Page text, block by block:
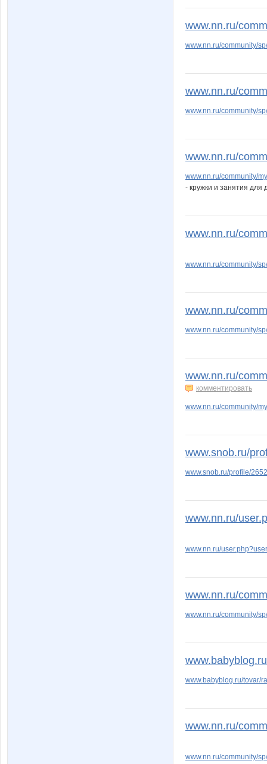
www.nn.ru/
www.nn.ru/community/
www.nn.ru/
www.nn.ru/community/
www.nn.ru/
www.nn.ru/community/
- кружки и занятия для
www.nn.ru/
www.nn.ru/community/
www.nn.ru/
www.nn.ru/community/
www.nn.ru/
комментировать
www.nn.ru/community/
www.snob.ru/
www.snob.ru/profile/
www.nn.ru/
www.nn.ru/
www.nn.ru/
www.nn.ru/community/
www.babyblog.ru/tovar/
www.nn.ru/
www.nn.ru/community/